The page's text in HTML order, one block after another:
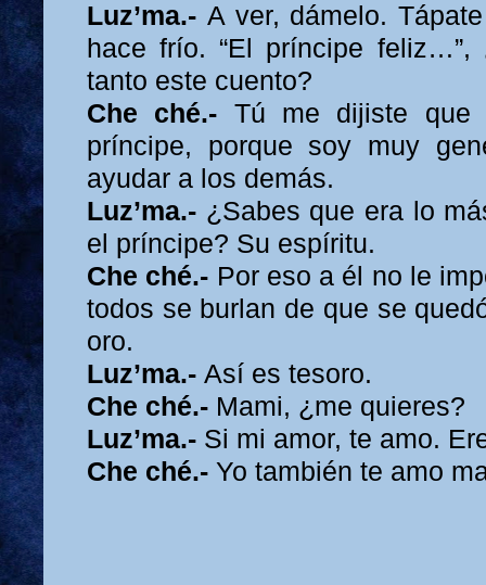
Luz’ma.- A ver, dámelo.
hace frío. “El príncipe
tanto este cuento?
Che ché.- Tú me dijiste
príncipe, porque soy muy
ayudar a los demás.
Luz’ma.- ¿Sabes que era lo
el príncipe? Su espíritu.
Che ché.- Por eso a él no le
todos se burlan de que se
oro.
Luz’ma.- Así es tesoro.
Che ché.- Mami, ¿me quieres?
Luz’ma.- Si mi amor, te amo.
Che ché.- Yo también te amo